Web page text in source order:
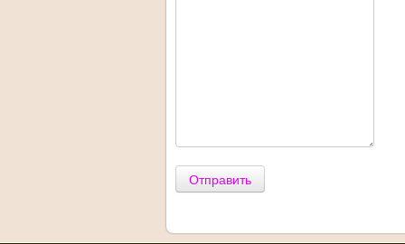
Отправить